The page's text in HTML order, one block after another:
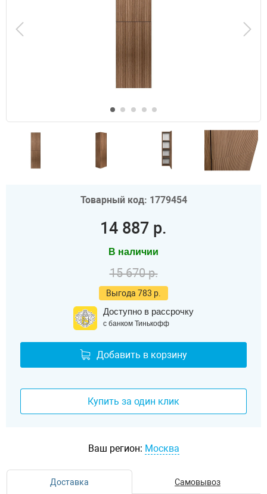
Товарный код: 1779454
14 887 р.
В наличии
15 670 р.
Выгода 783 р.
Доступно в рассрочку
с банком Тинькофф
Добавить в корзину
Купить за один клик
Ваш регион: Москва
Доставка Самовывоз